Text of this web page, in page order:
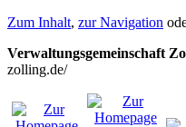
Zum Inhalt, zur Navigation
Verwaltungsgemeinschaft
zolling.de/